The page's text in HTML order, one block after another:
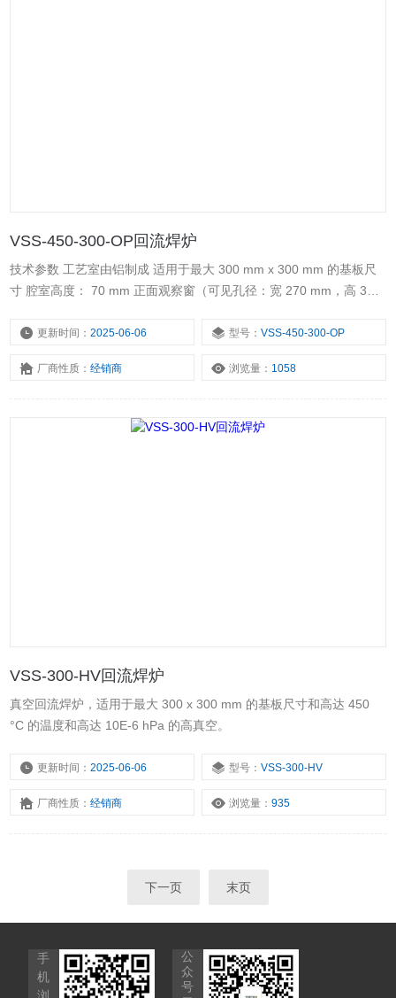
VSS-450-300-OP回流焊炉
技术参数 工艺室由铝制成 适用于最大 300 mm x 300 mm 的基板尺
寸 腔室高度： 70 mm 正面观察窗（可见孔径：宽 270 mm，高 30
率：150 K/min 斜坡下降速率：120 K/min 联锁 最高温度：450
更新时间：2025-06-06 型号：VSS-450-300-OP
厂商性质：经销商 浏览量： 1058
VSS-300-HV回流焊炉
真空回流焊炉，适用于最大 300 x 300 mm 的基板尺寸和高达 450
°C 的温度和高达 10E-6 hPa 的高真空。
更新时间：2025-06-06 型号：VSS-300-HV
厂商性质：经销商 浏览量：935
下一页 末页
手
机
公
众
号